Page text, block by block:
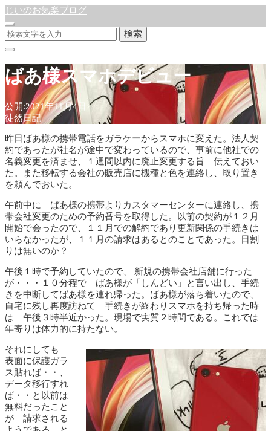
じいのお気楽ブログ
検索
ばあ様スマホデビュー
公開:2021年11月4日
徒然日記
昨日ばあ様の携帯電話をガラケーからスマホに変えた。法人契
約であったが社名が途中で変わっているので、事前に他社での
名義変更を済ませ、１週間以内に廃止変更する旨 伝えておい
た。また移転する会社の販売店に機種と色を連絡し、取り置き
を頼んでおいた。
午前中に ばあ様の携帯よりカスタマーセンターに連絡し、携
帯会社変更のための予約番号を取得した。以前の契約が１２月
開始で会ったので、１１月での解約であり更新関係の手続きは
いらなかったが、１１月の請求はあるとのことであった。日割
りは無いのか？
午後１時で予約していたので、 新規の携帯会社店舗に行った
が・・・１０分程で ばあ様が「しんどい」と言い出し、手続
きを中断してばあ様を連れ帰った。ばあ様が落ち着いたので、
自宅に残し再度訪ねて 手続きが終わりスマホを持ち帰った時
は 午後３時半近かった。現場で実質２時間である。これでは
年寄りは体力的に持たない。
それにしても
表面に保護ガラ
ス貼れば・・、
データ移行すれ
ば・・と以前は
無料だったこと
が 請求される